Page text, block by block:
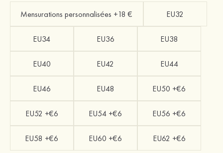
Mensurations personnalisées +18 € EU32
EU34 EU36 EU38
EU40 EU42 EU44
EU46 EU48 EU50 +€6
EU52 +€6 EU54 +€6 EU56 +€6
EU58 +€6 EU60 +€6 EU62 +€6